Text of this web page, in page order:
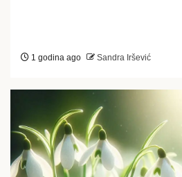
1 godina ago Sandra Iršević